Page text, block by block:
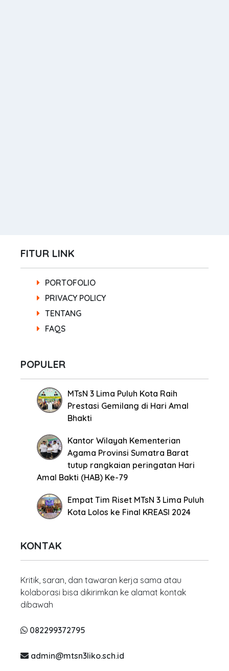
FITUR LINK
PORTOFOLIO
PRIVACY POLICY
TENTANG
FAQS
POPULER
MTsN 3 Lima Puluh Kota Raih
Prestasi Gemilang di Hari Amal
Bhakti
Kantor Wilayah Kementerian
Agama Provinsi Sumatra Barat
tutup rangkaian peringatan Hari
Amal Bakti (HAB) Ke-79
Empat Tim Riset MTsN 3 Lima Puluh
Kota Lolos ke Final KREASI 2024
KONTAK
Kritik, saran, dan tawaran kerja sama atau
kolaborasi bisa dikirimkan ke alamat kontak
dibawah
082299372795
admin@mtsn3liko.sch.id